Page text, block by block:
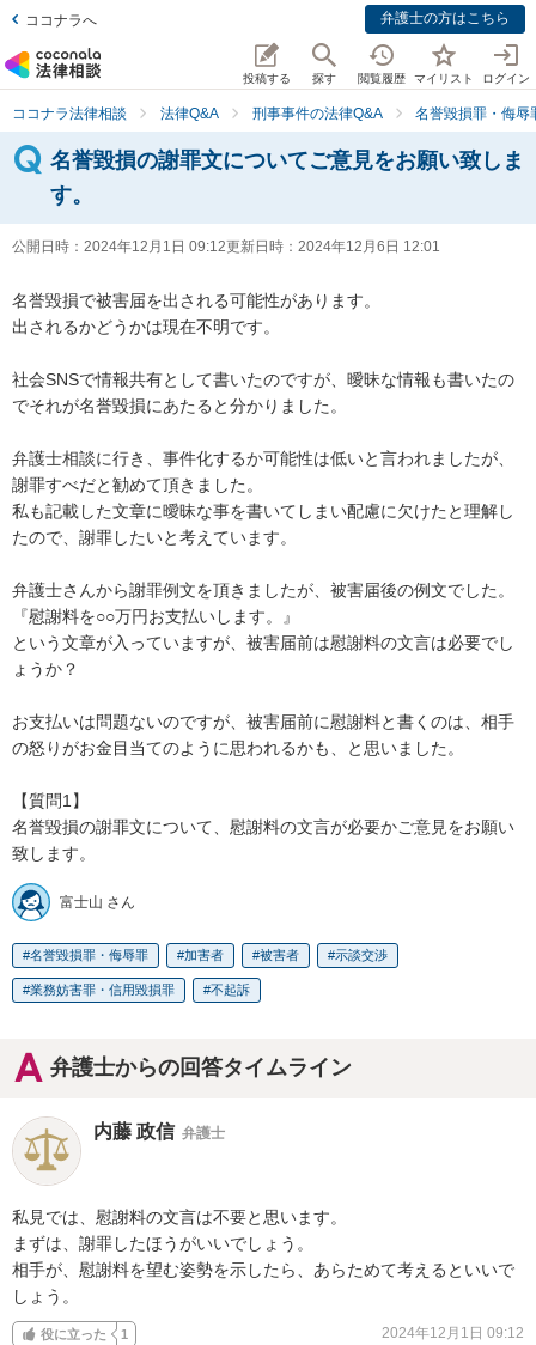
ココナラへ 弁護士の方はこちら
投稿する 探す 閲覧履歴 マイリスト ログイン
ココナラ法律相談 法律Q&A 刑事事件の法律Q&A 名誉毀損罪・侮辱
名誉毀損の謝罪文についてご意見をお願い致しま
す。
公開日時： 2024年12月1日 09:12更新日時： 2024年12月6日 12:01
名誉毀損で被害届を出される可能性があります。
出されるかどうかは現在不明です。
社会SNSで情報共有として書いたのですが、曖昧な情報も書いたの
でそれが名誉毀損にあたると分かりました。
弁護士相談に行き、事件化するか可能性は低いと言われましたが、
謝罪すべだと勧めて頂きました。
私も記載した文章に曖昧な事を書いてしまい配慮に欠けたと理解し
たので、謝罪したいと考えています。
弁護士さんから謝罪例文を頂きましたが、被害届後の例文でした。
『慰謝料を○○万円お支払いします。』
という文章が入っていますが、被害届前は慰謝料の文言は必要でし
ょうか？
お支払いは問題ないのですが、被害届前に慰謝料と書くのは、相手
の怒りがお金目当てのように思われるかも、と思いました。
【質問1】
名誉毀損の謝罪文について、慰謝料の文言が必要かご意見をお願い
致します。
富士山 さん
名誉毀損罪・侮辱罪 加害者 被害者 示談交渉
業務妨害罪・信用毀損罪 不起訴
弁護士からの回答タイムライン
内藤 政信 弁護士
私見では、慰謝料の文言は不要と思います。
まずは、謝罪したほうがいいでしょう。
相手が、慰謝料を望む姿勢を示したら、あらためて考えるといいで
しょう。
役に立った 1 2024年12月1日 09:12